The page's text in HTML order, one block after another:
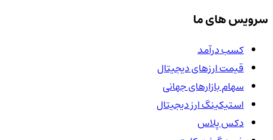
سرویس های ما
کسب درآمد
قیمت ارزهای دیجیتال
سهام بازارهای جهانی
استیکینگ ارز دیجیتال
دکس پلاس